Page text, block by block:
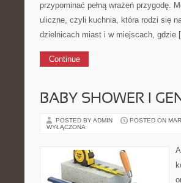
przypominać pełną wrażeń przygodę.
uliczne, czyli kuchnia, która rodzi się
dzielnicach miast i w miejscach, gdzie
Continue
BABY SHOWER I
POSTED BY ADMIN POSTED ON
WYŁĄCZONA